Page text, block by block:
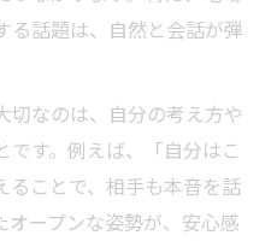
る話題は、自然と会話が弾
切なのは、自分の考え方や
す。例えば、「自分はこ
ることで、相手も本音を話
オープンな姿勢が、安心感